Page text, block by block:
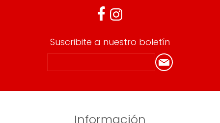
Suscribite a nuestro boletín
Información